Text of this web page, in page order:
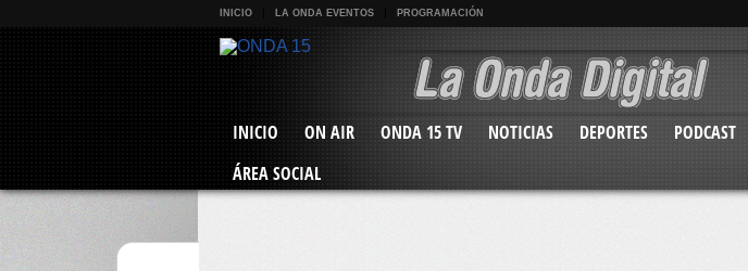
INICIO LA ONDA EVENTOS PROGRAMACIÓN
INICIO ON AIR ONDA 15 TV NOTICIAS DEPORTES PODCAST
ÁREA SOCIAL